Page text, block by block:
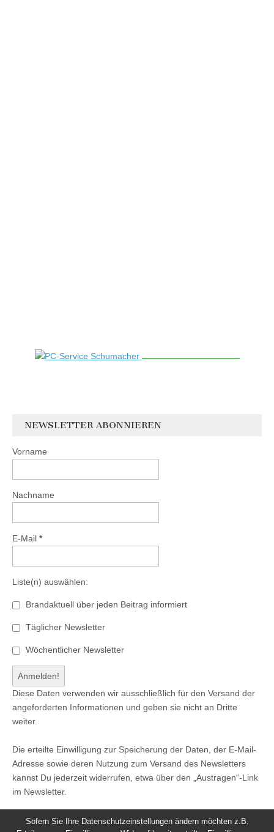
NEWSLETTER ABONNIEREN
Vorname
Nachname
E-Mail *
Liste(n) auswählen:
Brandaktuell über jeden Beitrag informiert
Täglicher Newsletter
Wöchentlicher Newsletter
Diese Daten verwenden wir ausschließlich für den Versand der
angeforderten Informationen und geben sie nicht an Dritte
weiter.
Die erteilte Einwilligung zur Speicherung der Daten, der E-Mail-
Adresse sowie deren Nutzung zum Versand des Newsletters
kannst Du jederzeit widerrufen, etwa über den „Austragen“-Link
im Newsletter.
Sofern Sie Ihre Datenschutzeinstellungen ändern möchten z.B.